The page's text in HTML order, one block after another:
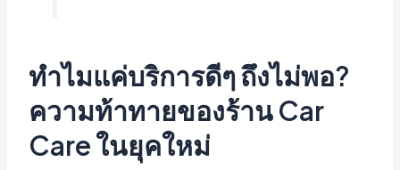
ทำไมแค่บริการดีๆ ถึงไม่พอ?
ความท้าทายของร้าน Car
Care ในยุคใหม่